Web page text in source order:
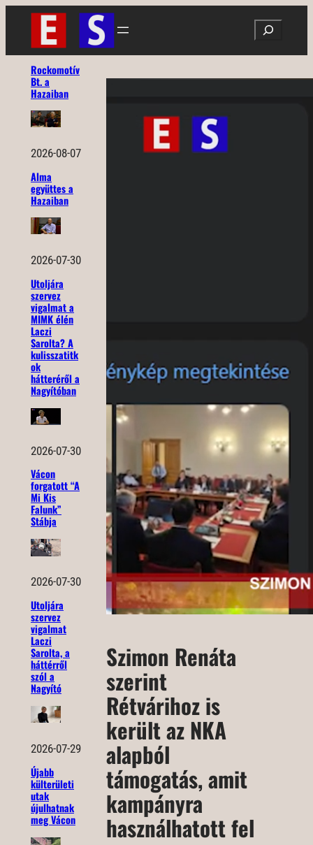
Ugrás
tartalomhoz
Search
Rockomotív
Bt. a
Hazaiban
2026-08-07
Alma
együttes a
Hazaiban
2026-07-30
Utoljára
szervez
vigalmat a
MIMK élén
Laczi
Sarolta? A
kulisszatitk
ok
hátteréről a
Nagyítóban
2026-07-30
Vácon
forgatott “A
Mi Kis
Falunk”
Stábja
2026-07-30
Utoljára
szervez
vigalmat
Laczi
Sarolta, a
háttérről
szól a
Nagyító
2026-07-29
Újabb
külterületi
utak
újulhatnak
meg Vácon
Szimon Renáta
szerint
Rétvárihoz is
került az NKA
alapból
támogatás, amit
kampányra
használhatott fel